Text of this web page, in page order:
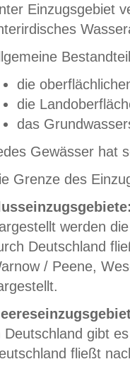
Einzugsgebiet
die
die
das
Gewässer hat
Grenze des
werden
Deutschland
/ Peene,
Deutschland gibt
fließt